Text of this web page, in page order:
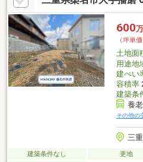
600
（坪単価
土地面
用途地
建ぺい
容積率
建築条
養
その他の
三
建築条件なし 更地